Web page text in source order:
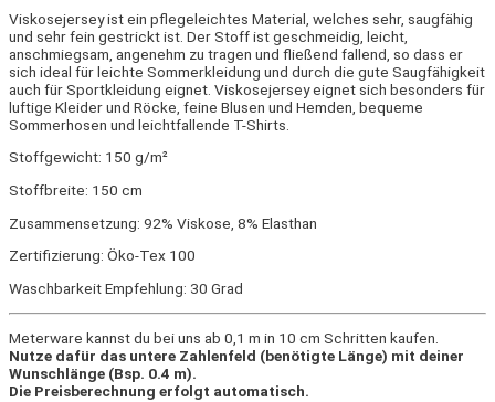
Viskosejersey ist ein pflegeleichtes Material, welches sehr, saugfähig
und sehr fein gestrickt ist. Der Stoff ist geschmeidig, leicht,
anschmiegsam, angenehm zu tragen und fließend fallend, so dass er
sich ideal für leichte Sommerkleidung und durch die gute Saugfähigkeit
auch für Sportkleidung eignet. Viskosejersey eignet sich besonders für
luftige Kleider und Röcke, feine Blusen und Hemden, bequeme
Sommerhosen und leichtfallende T-Shirts.
Stoffgewicht: 150 g/m²
Stoffbreite: 150 cm
Zusammensetzung: 92% Viskose, 8% Elasthan
Zertifizierung: Öko-Tex 100
Waschbarkeit Empfehlung: 30 Grad
Meterware kannst du bei uns ab 0,1 m in 10 cm Schritten kaufen.
Nutze dafür das untere Zahlenfeld (benötigte Länge) mit deiner
Wunschlänge (Bsp. 0.4 m).
Die Preisberechnung erfolgt automatisch.